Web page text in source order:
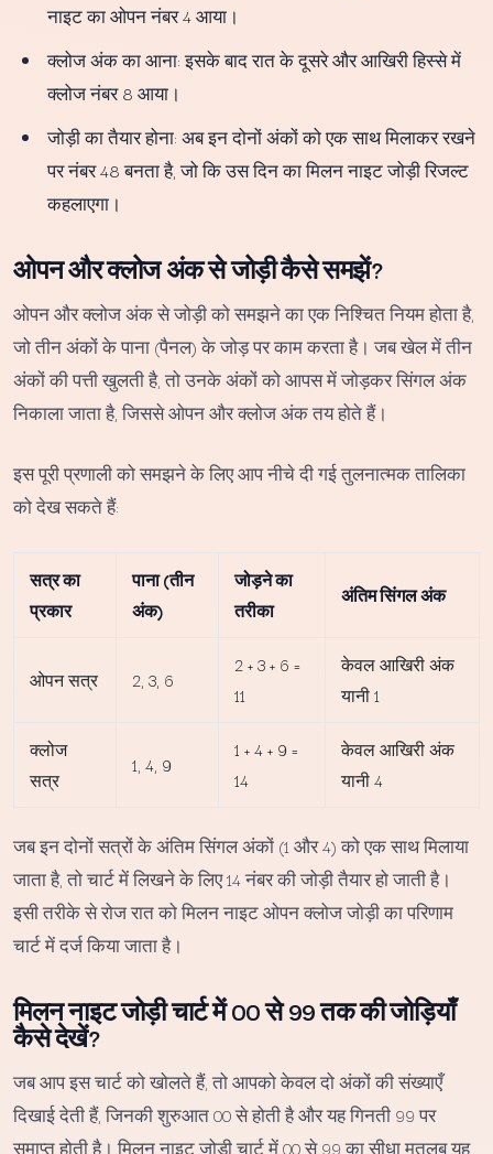
नाइट का ओपन नंबर 4 आया।
क्लोज अंक का आना: इसके बाद रात के दूसरे और आखिरी हिस्से में
क्लोज नंबर 8 आया।
जोड़ी का तैयार होना: अब इन दोनों अंकों को एक साथ मिलाकर रखने
पर नंबर 48 बनता है, जो कि उस दिन का मिलन नाइट जोड़ी रिजल्ट
कहलाएगा।
ओपन और क्लोज अंक से जोड़ी कैसे समझें?
ओपन और क्लोज अंक से जोड़ी को समझने का एक निश्चित नियम होता है,
जो तीन अंकों के पाना (पैनल) के जोड़ पर काम करता है। जब खेल में तीन
अंकों की पत्ती खुलती है, तो उनके अंकों को आपस में जोड़कर सिंगल अंक
निकाला जाता है, जिससे ओपन और क्लोज अंक तय होते हैं।
इस पूरी प्रणाली को समझने के लिए आप नीचे दी गई तुलनात्मक तालिका
को देख सकते हैं:
सत्र का
प्रकार
पाना (तीन
अंक)
जोड़ने का
तरीका
अंतिम सिंगल अंक
ओपन सत्र 2, 3, 6
2 + 3 + 6 =
11
केवल आखिरी अंक
यानी 1
क्लोज
सत्र
1, 4, 9
1 + 4 + 9 =
14
केवल आखिरी अंक
यानी 4
जब इन दोनों सत्रों के अंतिम सिंगल अंकों (1 और 4) को एक साथ मिलाया
जाता है, तो चार्ट में लिखने के लिए 14 नंबर की जोड़ी तैयार हो जाती है।
इसी तरीके से रोज रात को मिलन नाइट ओपन क्लोज जोड़ी का परिणाम
चार्ट में दर्ज किया जाता है।
मिलन नाइट जोड़ी चार्ट में 00 से 99 तक की जोड़ियाँ
कैसे देखें?
जब आप इस चार्ट को खोलते हैं, तो आपको केवल दो अंकों की संख्याएँ
दिखाई देती हैं, जिनकी शुरुआत 00 से होती है और यह गिनती 99 पर
समाप्त होती है। मिलन नाइट जोड़ी चार्ट में 00 से 99 का सीधा मतलब यह